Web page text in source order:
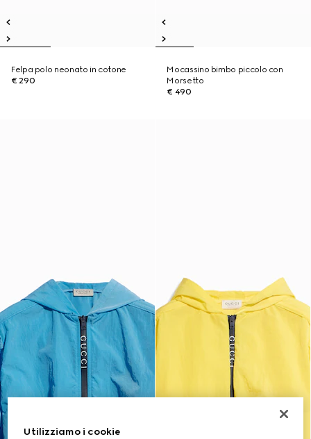
Felpa polo neonato in cotone
€ 290
Mocassino bimbo piccolo con
Morsetto
€ 490
Utilizziamo i cookie